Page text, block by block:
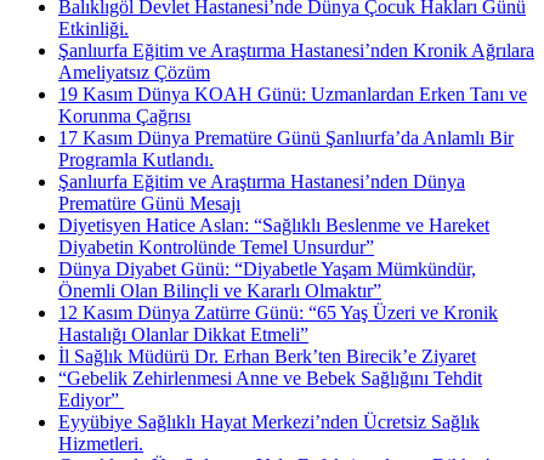
Balıklıgöl Devlet Hastanesi’nde Dünya Çocuk Hakları Günü
Etkinliği.
Şanlıurfa Eğitim ve Araştırma Hastanesi’nden Kronik Ağrılara
Ameliyatsız Çözüm
19 Kasım Dünya KOAH Günü: Uzmanlardan Erken Tanı ve
Korunma Çağrısı
17 Kasım Dünya Prematüre Günü Şanlıurfa’da Anlamlı Bir
Programla Kutlandı.
Şanlıurfa Eğitim ve Araştırma Hastanesi’nden Dünya
Prematüre Günü Mesajı
Diyetisyen Hatice Aslan: “Sağlıklı Beslenme ve Hareket
Diyabetin Kontrolünde Temel Unsurdur”
Dünya Diyabet Günü: “Diyabetle Yaşam Mümkündür,
Önemli Olan Bilinçli ve Kararlı Olmaktır”
12 Kasım Dünya Zatürre Günü: “65 Yaş Üzeri ve Kronik
Hastalığı Olanlar Dikkat Etmeli”
İl Sağlık Müdürü Dr. Erhan Berk’ten Birecik’e Ziyaret
“Gebelik Zehirlenmesi Anne ve Bebek Sağlığını Tehdit
Ediyor” ​
Eyyübiye Sağlıklı Hayat Merkezi’nden Ücretsiz Sağlık
Hizmetleri.